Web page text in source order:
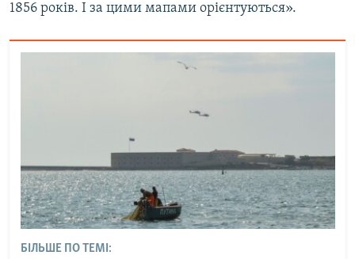
1856 років. І за цими мапами орієнтуються».
БІЛЬШЕ ПО ТЕМІ: